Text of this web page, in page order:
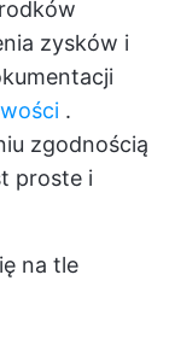
zysków i
.
zgodnością
proste i
na tle